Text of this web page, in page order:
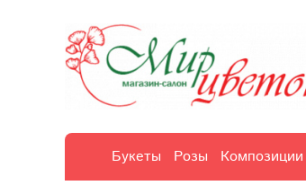
Букеты Розы Композиции